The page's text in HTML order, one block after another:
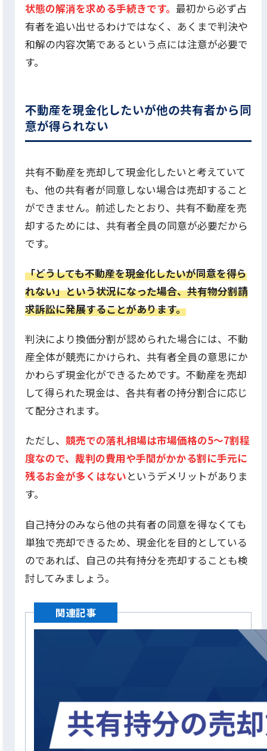
状態の解消を求める手続きです。 最初から必ず占
有者を追い出せるわけではなく、あくまで判決や
和解の内容次第であるという点には注意が必要で
す。
不動産を現金化したいが他の共有者から同
意が得られない
共有不動産を売却して現金化したいと考えていて
も、他の共有者が同意しない場合は売却すること
ができません。前述したとおり、共有不動産を売
却するためには、共有者全員の同意が必要だから
です。
「どうしても不動産を現金化したいが同意を得ら
れない」という状況になった場合、共有物分割請
求訴訟に発展することがあります。
判決により換価分割が認められた場合には、不動
産全体が競売にかけられ、共有者全員の意思にか
かわらず現金化ができるためです。不動産を売却
して得られた現金は、各共有者の持分割合に応じ
て配分されます。
ただし、 競売での落札相場は市場価格の5～7割程
度なので、裁判の費用や手間がかかる割に手元に
残るお金が多くはないというデメリットがありま
す。
自己持分のみなら他の共有者の同意を得なくても
単独で売却できるため、現金化を目的としている
のであれば、自己の共有持分を売却することも検
討してみましょう。
関連記事